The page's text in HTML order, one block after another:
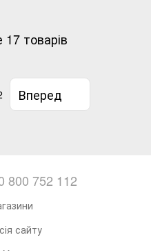
товарів
Вперед
800 752 112
сайту